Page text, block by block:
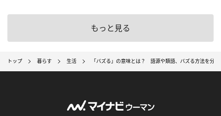
もっと見る
トップ 暮らす 生活 「バズる」の意味とは？ 語源や類語、バズる方法を分